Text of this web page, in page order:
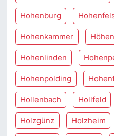
Hohenburg
Hohenkammer
Hohenlinden
Hohenpolding
Hollenbach Hollfeld
Holzgünz Holzheim